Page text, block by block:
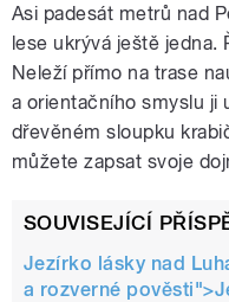
Asi padesát metrů nad
lese ukrývá ještě jedna.
Neleží přímo na trase
a orientačního smyslu ji
dřevěném sloupku
můžete zapsat svoje
SOUVISEJÍCÍ
Jezírko lásky nad
a rozverné pověsti">